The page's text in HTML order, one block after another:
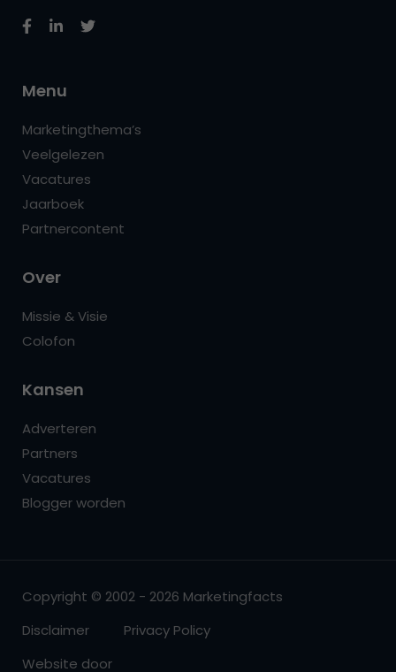
Menu
Marketingthema’s
Veelgelezen
Vacatures
Jaarboek
Partnercontent
Over
Missie & Visie
Colofon
Kansen
Adverteren
Partners
Vacatures
Blogger worden
Copyright © 2002 - 2026 Marketingfacts
Disclaimer
Privacy Policy
Website door